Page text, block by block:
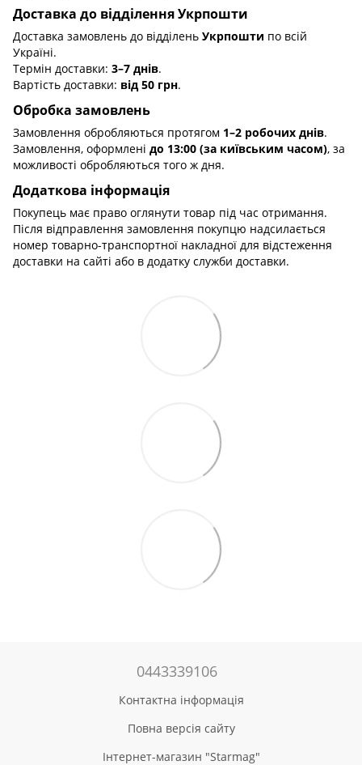
Доставка до відділення Укрпошти
Доставка замовлень до відділень Укрпошти по всій
Україні.
Термін доставки: 3–7 днів.
Вартість доставки: від 50 грн.
Обробка замовлень
Замовлення обробляються протягом 1–2 робочих днів.
Замовлення, оформлені до 13:00 (за київським часом), за
можливості обробляються того ж дня.
Додаткова інформація
Покупець має право оглянути товар під час отримання.
Після відправлення замовлення покупцю надсилається
номер товарно-транспортної накладної для відстеження
доставки на сайті або в додатку служби доставки.
0443339106
Контактна інформація
Повна версія сайту
Інтернет-магазин "Starmag"